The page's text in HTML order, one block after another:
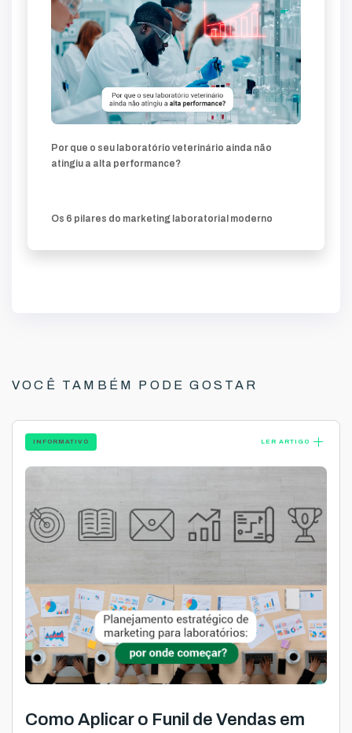
Por que o seu laboratório veterinário ainda não
atingiu a alta performance?
Os 6 pilares do marketing laboratorial moderno
VOCÊ TAMBÉM PODE GOSTAR
INFORMATIVO LER ARTIGO add
Como Aplicar o Funil de Vendas em